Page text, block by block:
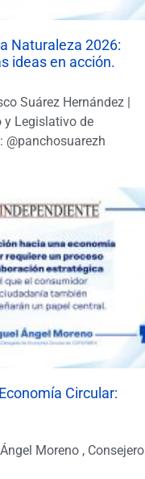
Naturaleza 2026:
ideas en acción.
Suárez Hernández |
y Legislativo de
@panchosuarezh
Circular:
Moreno , Consejero